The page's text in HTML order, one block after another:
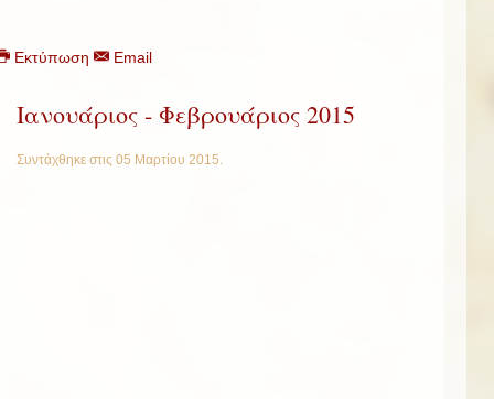
Εκτύπωση Email
Ιανουάριος - Φεβρουάριος 2015
Συντάχθηκε στις 05 Μαρτίου 2015.